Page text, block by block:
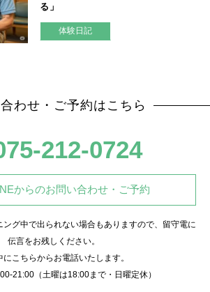
る」
体験日記
わせ・ご予約はこちら
212-0724
からのお問い合わせ・ご予約
ング中で出られない場合もありますので、留守電に
伝言をお残しください。
にこちらからお電話いたします。
21:00（土曜は18:00まで・日曜定休）